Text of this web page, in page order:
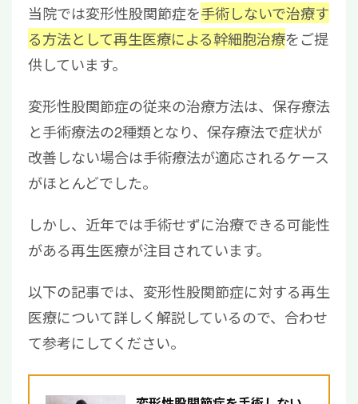
当院では変形性股関節症を手術しないで治療す
る方法として再生医療による幹細胞治療をご提
供しています。
変形性股関節症の従来の治療方法は、保存療法
と手術療法の2種類となり、保存療法で症状が
改善しない場合は手術療法が適応されるケース
がほとんどでした。
しかし、近年では手術せずに治療できる可能性
がある再生医療が注目されています。
以下の記事では、変形性股関節症に対する再生
医療について詳しく解説しているので、合わせ
て参考にしてください。